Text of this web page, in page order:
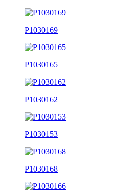
P1030169
P1030165
P1030162
P1030153
P1030168